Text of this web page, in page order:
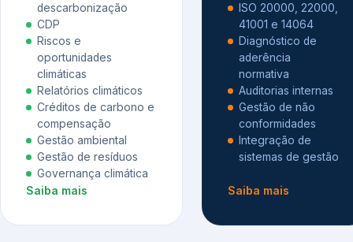
descarbonização
CDP
Riscos e
oportunidades
climáticas
Relatórios climáticos
Créditos de carbono e
compensação
Gestão ambiental
Gestão de resíduos
Governança climática
Saiba mais
ISO 20000, 22000,
41001 e 14064
Diagnóstico de
aderência
normativa
Auditorias internas
Gestão de não
conformidades
Integração de
sistemas de gestão
Saiba mais